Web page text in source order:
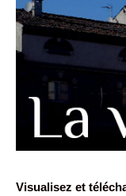
Visualisez et